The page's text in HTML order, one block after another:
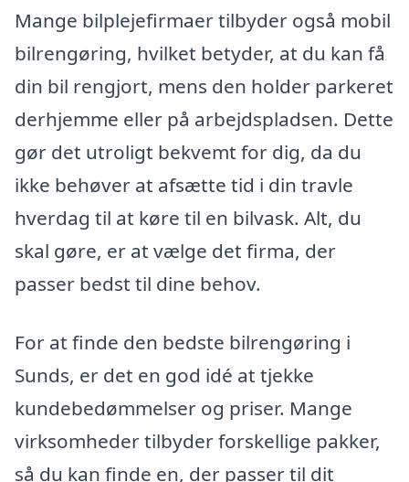
Mange bilplejefirmaer tilbyder også mobil
bilrengøring, hvilket betyder, at du kan få
din bil rengjort, mens den holder parkeret
derhjemme eller på arbejdspladsen. Dette
gør det utroligt bekvemt for dig, da du
ikke behøver at afsætte tid i din travle
hverdag til at køre til en bilvask. Alt, du
skal gøre, er at vælge det firma, der
passer bedst til dine behov.
For at finde den bedste bilrengøring i
Sunds, er det en god idé at tjekke
kundebedømmelser og priser. Mange
virksomheder tilbyder forskellige pakker,
så du kan finde en, der passer til dit